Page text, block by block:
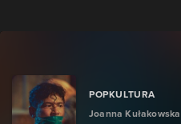
POPKULTURA
Joanna Kułakowska